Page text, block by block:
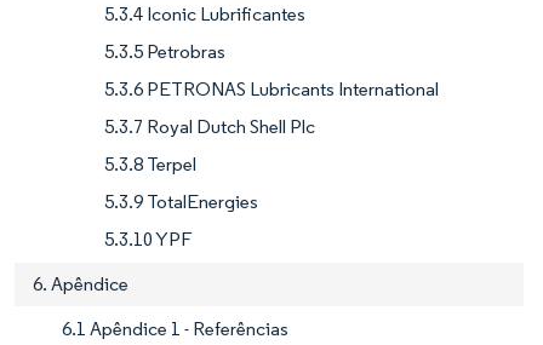
5.3.4 Iconic Lubrificantes
5.3.5 Petrobras
5.3.6 PETRONAS Lubricants International
5.3.7 Royal Dutch Shell Plc
5.3.8 Terpel
5.3.9 TotalEnergies
5.3.10 YPF
6. Apêndice
6.1 Apêndice 1 - Referências